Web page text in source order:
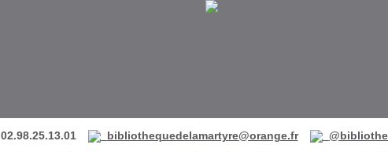
02.98.25.13.01 bibliothequedelamartyre@orange.fr